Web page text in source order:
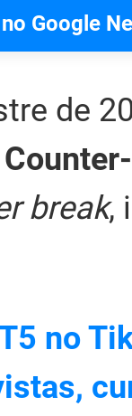
Google
de
break,
no